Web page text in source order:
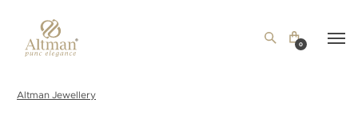
0
Altman Jewellery